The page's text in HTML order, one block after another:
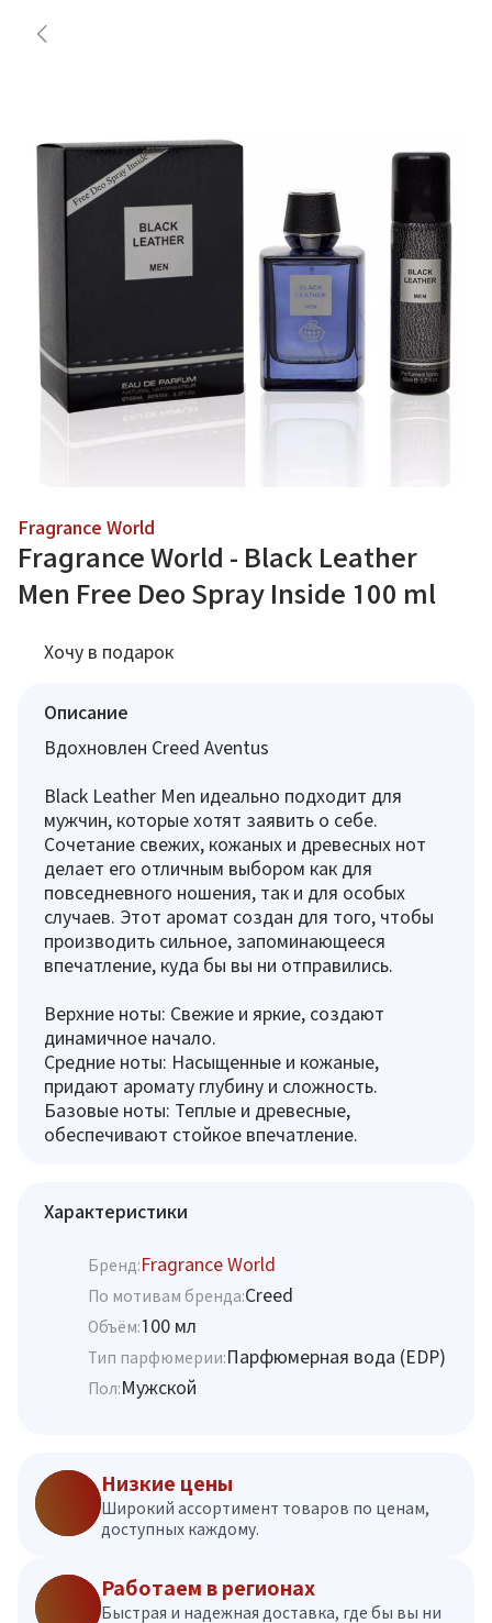
Fragrance World
Fragrance World - Black Leather
Men Free Deo Spray Inside 100 ml
Хочу в подарок
Описание
Вдохновлен Creed Aventus
Black Leather Men идеально подходит для
мужчин, которые хотят заявить о себе.
Сочетание свежих, кожаных и древесных нот
делает его отличным выбором как для
повседневного ношения, так и для особых
случаев. Этот аромат создан для того, чтобы
производить сильное, запоминающееся
впечатление, куда бы вы ни отправились.
Верхние ноты: Свежие и яркие, создают
динамичное начало.
Средние ноты: Насыщенные и кожаные,
придают аромату глубину и сложность.
Базовые ноты: Теплые и древесные,
обеспечивают стойкое впечатление.
Характеристики
Бренд:Fragrance World
По мотивам бренда:Creed
Объём:100 мл
Тип парфюмерии:Парфюмерная вода (EDP)
Пол:Мужской
Низкие цены
Широкий ассортимент товаров по ценам,
доступных каждому.
Работаем в регионах
Быстрая и надежная доставка, где бы вы ни